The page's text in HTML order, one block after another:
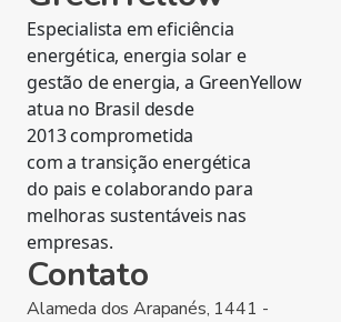
Especialista em eficiência
energética, energia solar e
gestão de energia, a GreenYellow
atua no Brasil desde
2013 comprometida
com a transição energética
do pais e colaborando para
melhoras sustentáveis nas
empresas.
Contato
Alameda dos Arapanés, 1441 -